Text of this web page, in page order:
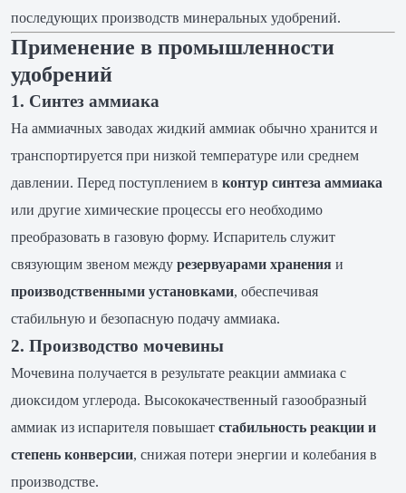
последующих производств минеральных удобрений.
Применение в промышленности
удобрений
1. Синтез аммиака
На аммиачных заводах жидкий аммиак обычно хранится и
транспортируется при низкой температуре или среднем
давлении. Перед поступлением в контур синтеза аммиака
или другие химические процессы его необходимо
преобразовать в газовую форму. Испаритель служит
связующим звеном между резервуарами храненияи
производственными установками, обеспечивая
стабильную и безопасную подачу аммиака.
2. Производство мочевины
Мочевина получается в результате реакции аммиака с
диоксидом углерода. Высококачественный газообразный
аммиак из испарителя повышает стабильность реакции и
степень конверсии, снижая потери энергии и колебания в
производстве.